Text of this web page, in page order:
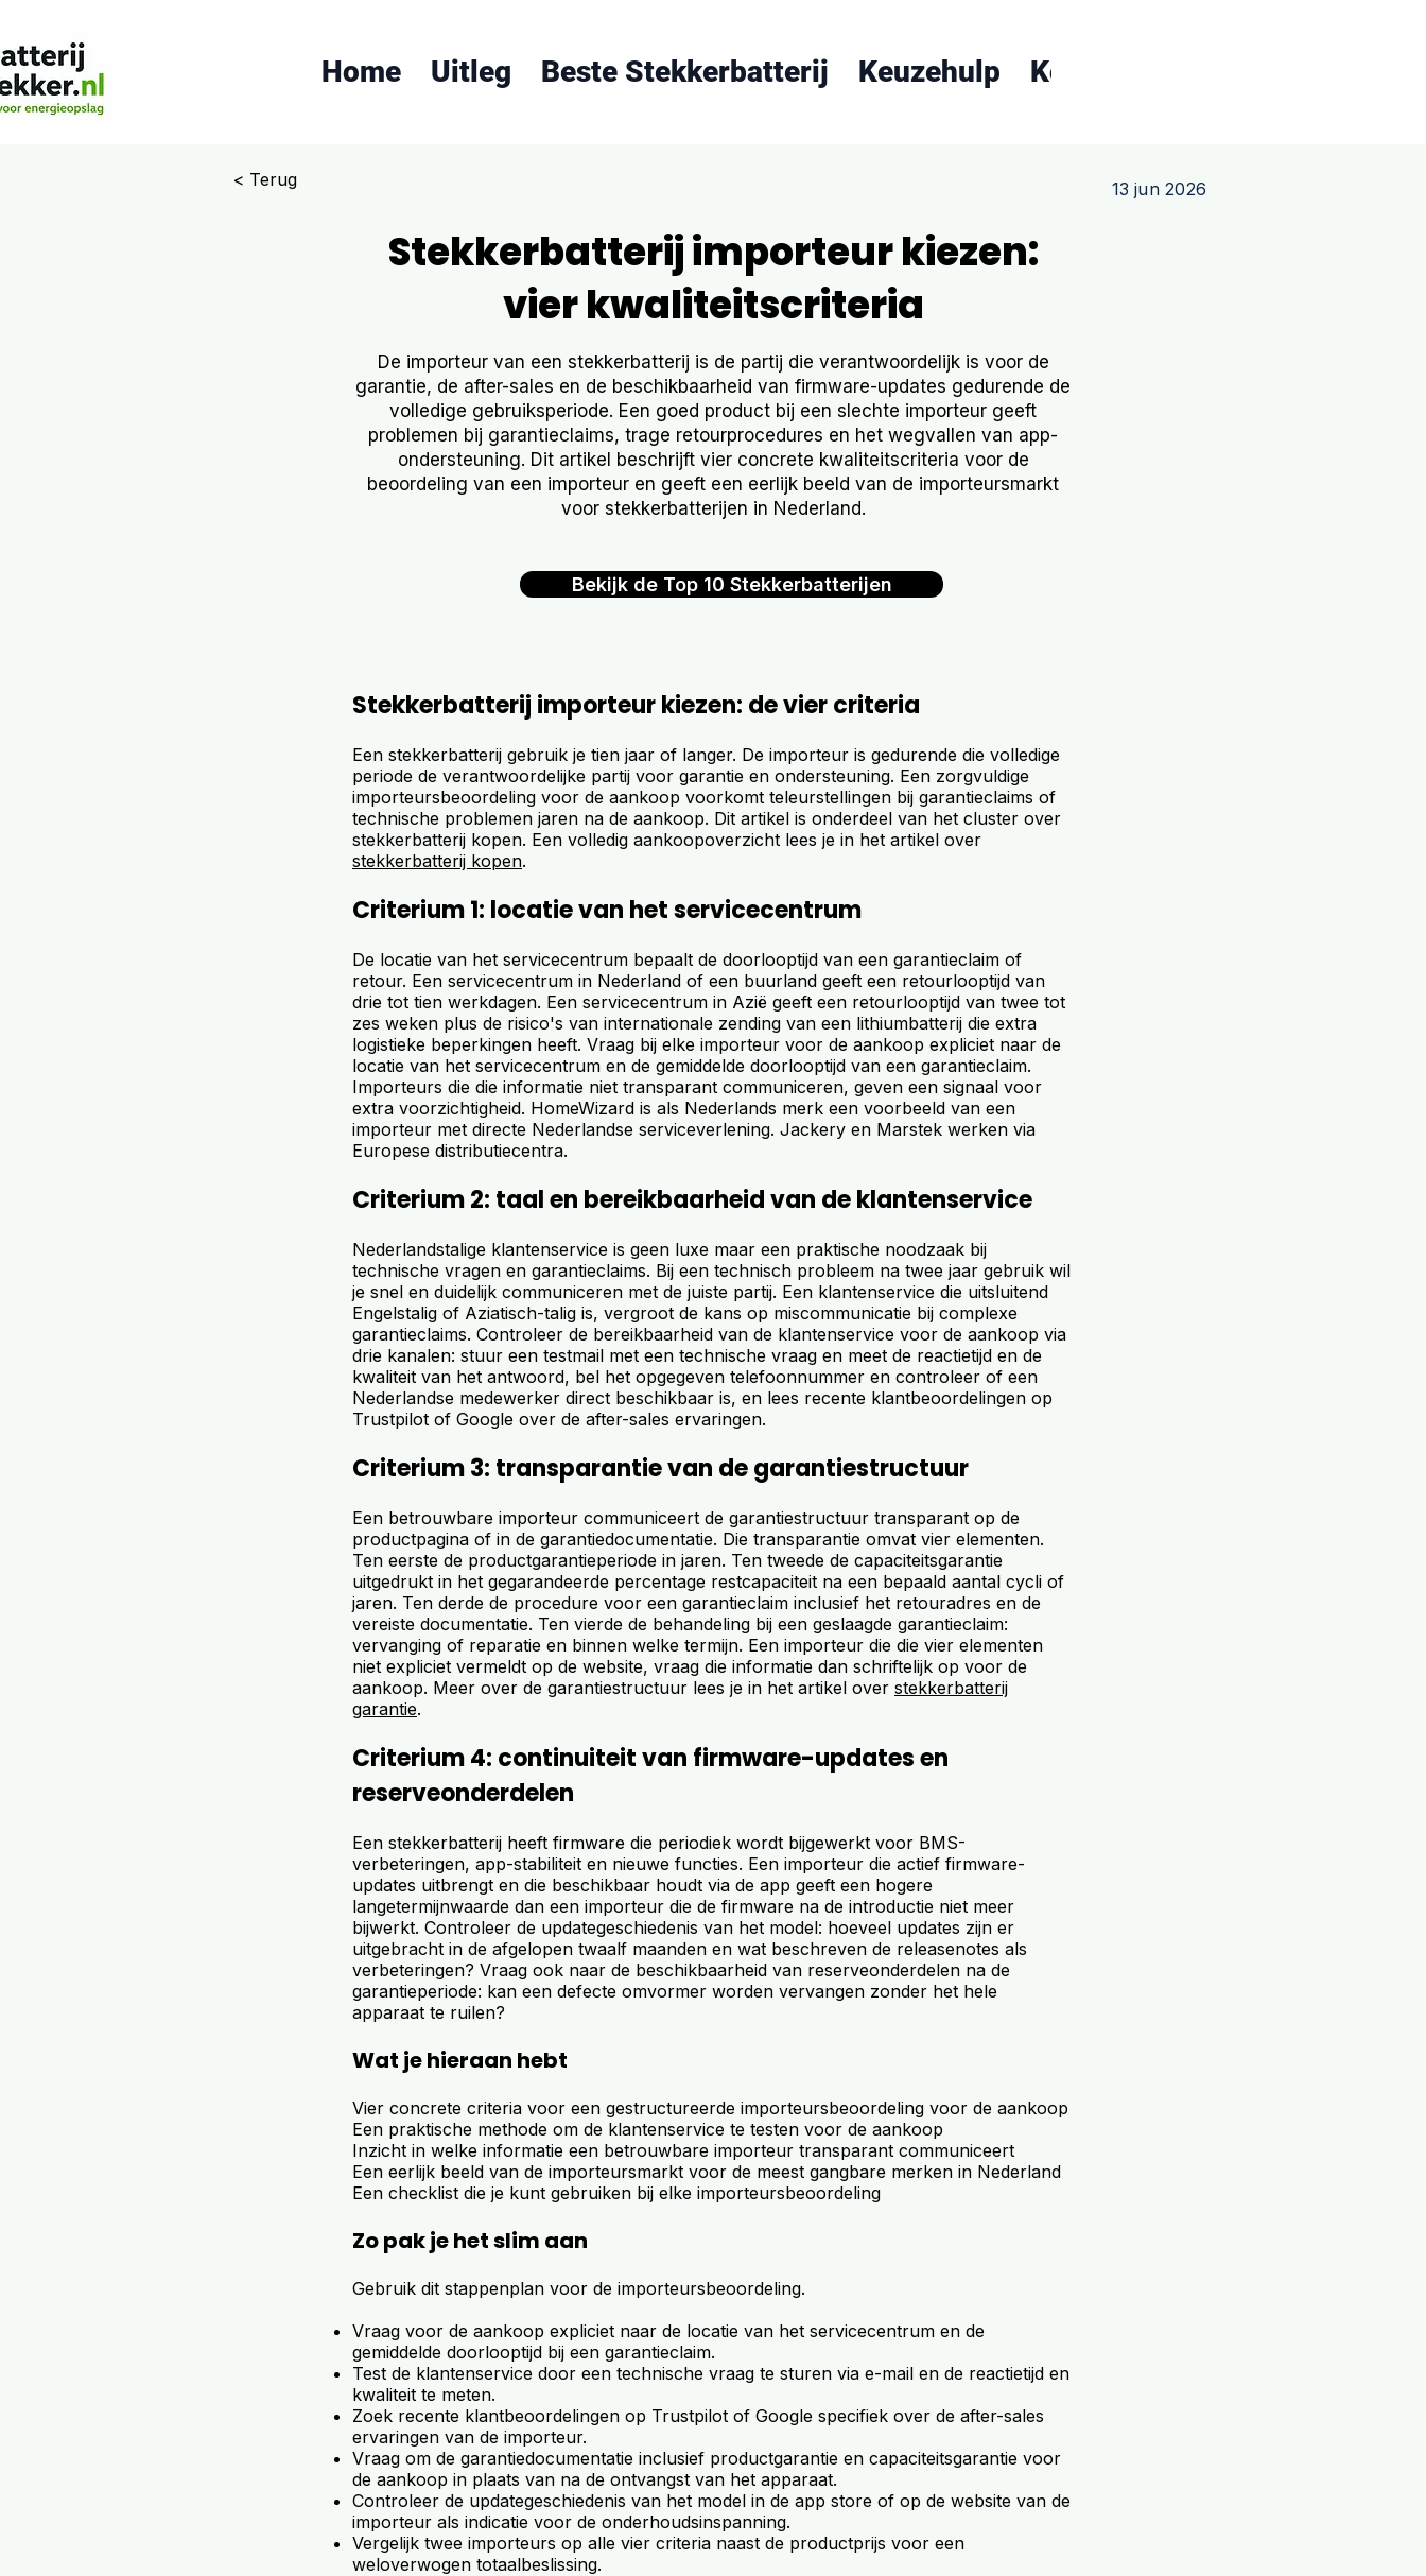
Home Uitleg Beste Stekkerbatterij Keuzehulp Koopgids
< Terug 13 jun 2026
Stekkerbatterij importeur kiezen:
vier kwaliteitscriteria
De importeur van een stekkerbatterij is de partij die verantwoordelijk is voor de
garantie, de after-sales en de beschikbaarheid van firmware-updates gedurende de
volledige gebruiksperiode. Een goed product bij een slechte importeur geeft
problemen bij garantieclaims, trage retourprocedures en het wegvallen van app-
ondersteuning. Dit artikel beschrijft vier concrete kwaliteitscriteria voor de
beoordeling van een importeur en geeft een eerlijk beeld van de importeursmarkt
voor stekkerbatterijen in Nederland.
Bekijk de Top 10 Stekkerbatterijen
Stekkerbatterij importeur kiezen: de vier criteria
Een stekkerbatterij gebruik je tien jaar of langer. De importeur is gedurende die volledige
periode de verantwoordelijke partij voor garantie en ondersteuning. Een zorgvuldige
importeursbeoordeling voor de aankoop voorkomt teleurstellingen bij garantieclaims of
technische problemen jaren na de aankoop. Dit artikel is onderdeel van het cluster over
stekkerbatterij kopen. Een volledig aankoopoverzicht lees je in het artikel over
stekkerbatterij kopen.
Criterium 1: locatie van het servicecentrum
De locatie van het servicecentrum bepaalt de doorlooptijd van een garantieclaim of
retour. Een servicecentrum in Nederland of een buurland geeft een retourlooptijd van
drie tot tien werkdagen. Een servicecentrum in Azië geeft een retourlooptijd van twee tot
zes weken plus de risico's van internationale zending van een lithiumbatterij die extra
logistieke beperkingen heeft. Vraag bij elke importeur voor de aankoop expliciet naar de
locatie van het servicecentrum en de gemiddelde doorlooptijd van een garantieclaim.
Importeurs die die informatie niet transparant communiceren, geven een signaal voor
extra voorzichtigheid. HomeWizard is als Nederlands merk een voorbeeld van een
importeur met directe Nederlandse serviceverlening. Jackery en Marstek werken via
Europese distributiecentra.
Criterium 2: taal en bereikbaarheid van de klantenservice
Nederlandstalige klantenservice is geen luxe maar een praktische noodzaak bij
technische vragen en garantieclaims. Bij een technisch probleem na twee jaar gebruik wil
je snel en duidelijk communiceren met de juiste partij. Een klantenservice die uitsluitend
Engelstalig of Aziatisch-talig is, vergroot de kans op miscommunicatie bij complexe
garantieclaims. Controleer de bereikbaarheid van de klantenservice voor de aankoop via
drie kanalen: stuur een testmail met een technische vraag en meet de reactietijd en de
kwaliteit van het antwoord, bel het opgegeven telefoonnummer en controleer of een
Nederlandse medewerker direct beschikbaar is, en lees recente klantbeoordelingen op
Trustpilot of Google over de after-sales ervaringen.
Criterium 3: transparantie van de garantiestructuur
Een betrouwbare importeur communiceert de garantiestructuur transparant op de
productpagina of in de garantiedocumentatie. Die transparantie omvat vier elementen.
Ten eerste de productgarantieperiode in jaren. Ten tweede de capaciteitsgarantie
uitgedrukt in het gegarandeerde percentage restcapaciteit na een bepaald aantal cycli of
jaren. Ten derde de procedure voor een garantieclaim inclusief het retouradres en de
vereiste documentatie. Ten vierde de behandeling bij een geslaagde garantieclaim:
vervanging of reparatie en binnen welke termijn. Een importeur die die vier elementen
niet expliciet vermeldt op de website, vraag die informatie dan schriftelijk op voor de
aankoop. Meer over de garantiestructuur lees je in het artikel over stekkerbatterij
garantie.
Criterium 4: continuiteit van firmware-updates en
reserveonderdelen
Een stekkerbatterij heeft firmware die periodiek wordt bijgewerkt voor BMS-
verbeteringen, app-stabiliteit en nieuwe functies. Een importeur die actief firmware-
updates uitbrengt en die beschikbaar houdt via de app geeft een hogere
langetermijnwaarde dan een importeur die de firmware na de introductie niet meer
bijwerkt. Controleer de updategeschiedenis van het model: hoeveel updates zijn er
uitgebracht in de afgelopen twaalf maanden en wat beschreven de releasenotes als
verbeteringen? Vraag ook naar de beschikbaarheid van reserveonderdelen na de
garantieperiode: kan een defecte omvormer worden vervangen zonder het hele
apparaat te ruilen?
Wat je hieraan hebt
Vier concrete criteria voor een gestructureerde importeursbeoordeling voor de aankoop
Een praktische methode om de klantenservice te testen voor de aankoop
Inzicht in welke informatie een betrouwbare importeur transparant communiceert
Een eerlijk beeld van de importeursmarkt voor de meest gangbare merken in Nederland
Een checklist die je kunt gebruiken bij elke importeursbeoordeling
Zo pak je het slim aan
Gebruik dit stappenplan voor de importeursbeoordeling.
Vraag voor de aankoop expliciet naar de locatie van het servicecentrum en de
gemiddelde doorlooptijd bij een garantieclaim.
Test de klantenservice door een technische vraag te sturen via e-mail en de reactietijd en
kwaliteit te meten.
Zoek recente klantbeoordelingen op Trustpilot of Google specifiek over de after-sales
ervaringen van de importeur.
Vraag om de garantiedocumentatie inclusief productgarantie en capaciteitsgarantie voor
de aankoop in plaats van na de ontvangst van het apparaat.
Controleer de updategeschiedenis van het model in de app store of op de website van de
importeur als indicatie voor de onderhoudsinspanning.
Vergelijk twee importeurs op alle vier criteria naast de productprijs voor een
weloverwogen totaalbeslissing.